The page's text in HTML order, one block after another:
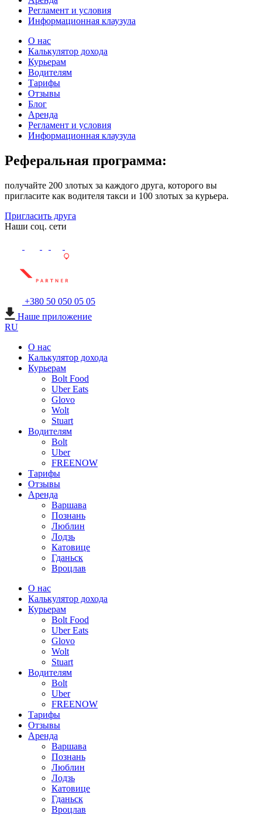
Регламент и условия
Информационная клаузула
О нас
Калькулятор дохода
Курьерам
Водителям
Тарифы
Отзывы
Блог
Аренда
Регламент и условия
Информационная клаузула
Реферальная программа:
получайте 200 злотых за каждого друга, которого вы
пригласите как водителя такси и 100 злотых за курьера.
Пригласить друга
Наши соц. сети
+380 50 050 05 05
Наше приложение
RU
О нас
Калькулятор дохода
Курьерам
Bolt Food
Uber Eats
Glovo
Wolt
Stuart
Водителям
Bolt
Uber
FREENOW
Тарифы
Отзывы
Аренда
Варшава
Познань
Люблин
Лодзь
Катовице
Гданьск
Вроцлав
О нас
Калькулятор дохода
Курьерам
Bolt Food
Uber Eats
Glovo
Wolt
Stuart
Водителям
Bolt
Uber
FREENOW
Тарифы
Отзывы
Аренда
Варшава
Познань
Люблин
Лодзь
Катовице
Гданьск
Вроцлав